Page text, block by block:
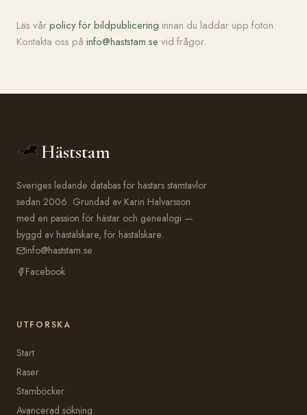
Läs vårpolicy för bildpublicering innan du laddar upp foton.
Kontakta oss på info@haststam.se vid frågor.
Häststam
Sveriges ledande databas för hästars stamtavlor
sedan 2006. Grundad av Karin Halvarsson
med en passion för hästar och genealogi —
byggd av hästälskare, för hästälskare.
info@haststam.se
Facebook
UTFORSKA
Start
Raser
Stamböcker
Avancerad sökning